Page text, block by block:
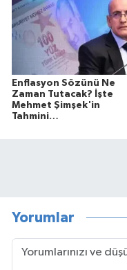
Enflasyon Sözünü Ne
Zaman Tutacak? İşte
Mehmet Şimşek'in
Tahmini…
Yorumlar